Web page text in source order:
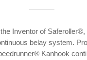
Inventor of Saferoller®,
belay system.
Kanhook